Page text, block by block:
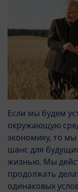
Если мы будем
окружающую
экономику, то
шанс для
жизнью. Мы
продолжать
одинаковых